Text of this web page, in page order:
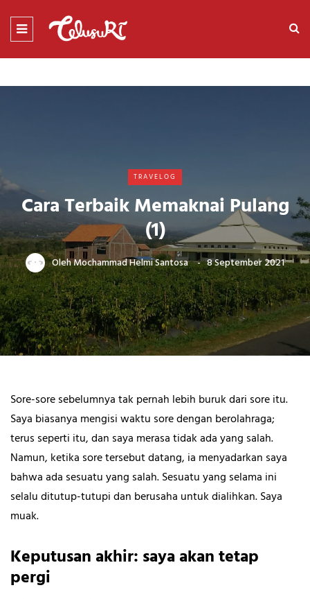
TRAVELOG
Cara Terbaik Memaknai Pulang
(1)
OlehMochammad Helmi Santosa 8 September 2021
Sore-sore sebelumnya tak pernah lebih buruk dari sore itu.
Saya biasanya mengisi waktu sore dengan berolahraga;
terus seperti itu, dan saya merasa tidak ada yang salah.
Namun, ketika sore tersebut datang, ia menyadarkan saya
bahwa ada sesuatu yang salah. Sesuatu yang selama ini
selalu ditutup-tutupi dan berusaha untuk dialihkan. Saya
muak.
Keputusan akhir: saya akan tetap
pergi